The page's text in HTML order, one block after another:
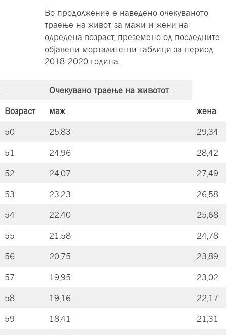
Во продолжение е наведено очекуваното
траење на живот за мажи и жени на
одредена возраст, преземено од последните
објавени морталитетни таблици за период
2018-2020 година.
Очекувано траење на животот
Возраст маж жена
50 25,83 29,34
51 24,96 28,42
52 24,07 27,49
53 23,23 26,58
54 22,40 25,68
55 21,58 24,78
56 20,75 23,89
57 19,95 23,02
58 19,16 22,17
59 18,41 21,31